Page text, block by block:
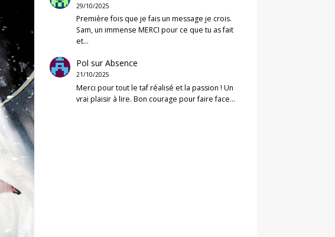
29/10/2025
Première fois que je fais un message je crois.
Sam, un immense MERCI pour ce que tu as fait
et…
Pol surAbsence
21/10/2025
Merci pour tout le taf réalisé et la passion ! Un
vrai plaisir à lire. Bon courage pour faire face…